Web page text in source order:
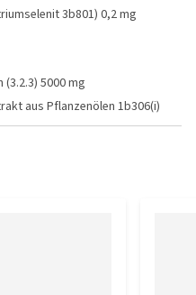
3b801) 0,2 mg
(3.2.3) 5000 mg
aus Pflanzenölen 1b306(i)